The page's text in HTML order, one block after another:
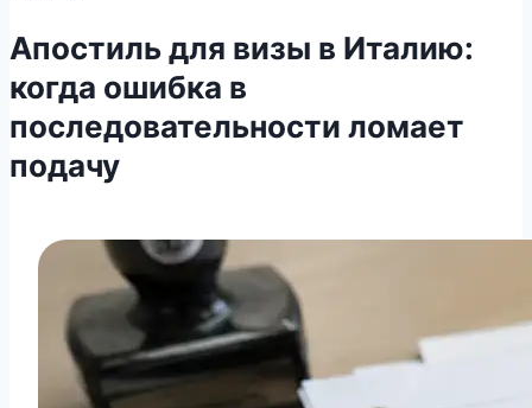
Апостиль для визы в Италию:
когда ошибка в
последовательности ломает
подачу